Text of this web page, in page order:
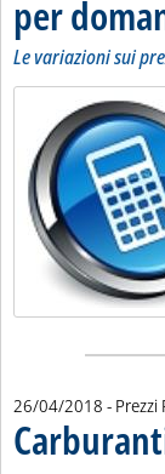
per
Le variazioni sui
26/04/2018 - Prezzi